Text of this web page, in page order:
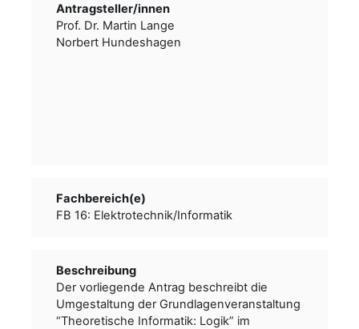
Antragsteller/­­innen
Prof. Dr. Martin Lange
Norbert Hundeshagen
Fachbereich(e)
FB 16: Elektrotechnik/Informatik
Beschreibung
Der vorliegende Antrag beschreibt die
Umgestaltung der Grundlagenveranstaltung
“Theoretische Informatik: Logik” im